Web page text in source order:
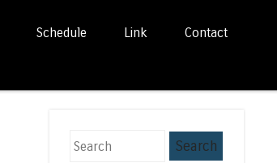
Schedule Link Contact
Search